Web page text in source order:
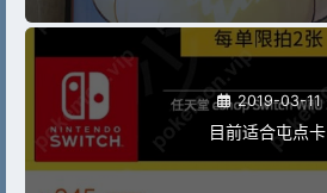
2019-03-11
目前适合屯点卡